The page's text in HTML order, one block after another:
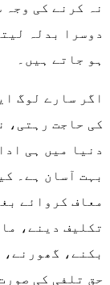
نہ کرنے کی وجہ
دوسرا بدلہ
ہو جاتے ہیں۔
اگر سارے لوگ
کی حاجت رہتی،
دنیا میں ہی
بہت آسان ہے۔
معاف کروائے
تکلیف دینے،
بکنے،
حق تلفی کی